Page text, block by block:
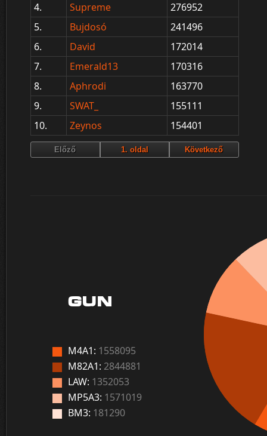
4.
Supreme
276952
5.
Bujdosó
241496
6.
David
172014
7.
Emerald13
170316
8.
Aphrodi
163770
9.
SWAT_
155111
10.
Zeynos 154401
GUN
M4A1: 1558095
M82A1: 2844881
LAW: 1352053
MP5A3: 1571019
BM3: 181290